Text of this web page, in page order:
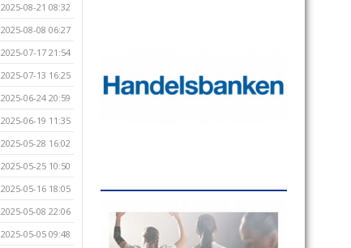
2025-08-21 08:32
2025-08-08 06:27
2025-07-17 21:54
2025-07-13 16:25
2025-06-24 20:59
2025-06-19 11:35
2025-05-28 16:02
2025-05-25 10:50
2025-05-16 18:05
2025-05-08 22:06
2025-05-05 09:48